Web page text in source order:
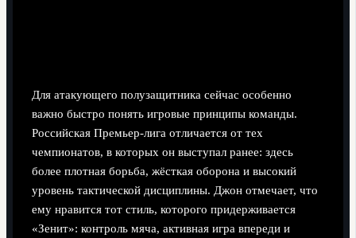
Для атакующего полузащитника сейчас особенно
важно быстро понять игровые принципы команды.
Российская Премьер-лига отличается от тех
чемпионатов, в которых он выступал ранее: здесь
более плотная борьба, жёсткая оборона и высокий
уровень тактической дисциплины. Джон отмечает, что
ему нравится тот стиль, которого придерживается
«Зенит»: контроль мяча, активная игра впереди и